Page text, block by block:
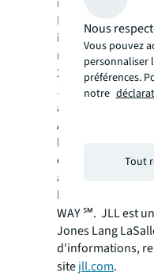
Entreprise
implantée dans
monde, avec un
20,8 milliards de
110 000
approche globale
Animés par une
le futur de
durable, nous
acteurs de notre
l’avenir de
WAY ℠. JLL est
Jones Lang
d'informations,
sitejll.com.
Nous
Vous pouvez
personnaliser
préférences.
notre
Tout